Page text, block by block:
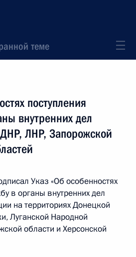
теме
поступления
внутренних дел
ЛНР, Запорожской
Указ «Об особенностях
в органы внутренних дел
на территориях Донецкой
Луганской Народной
области и Херсонской